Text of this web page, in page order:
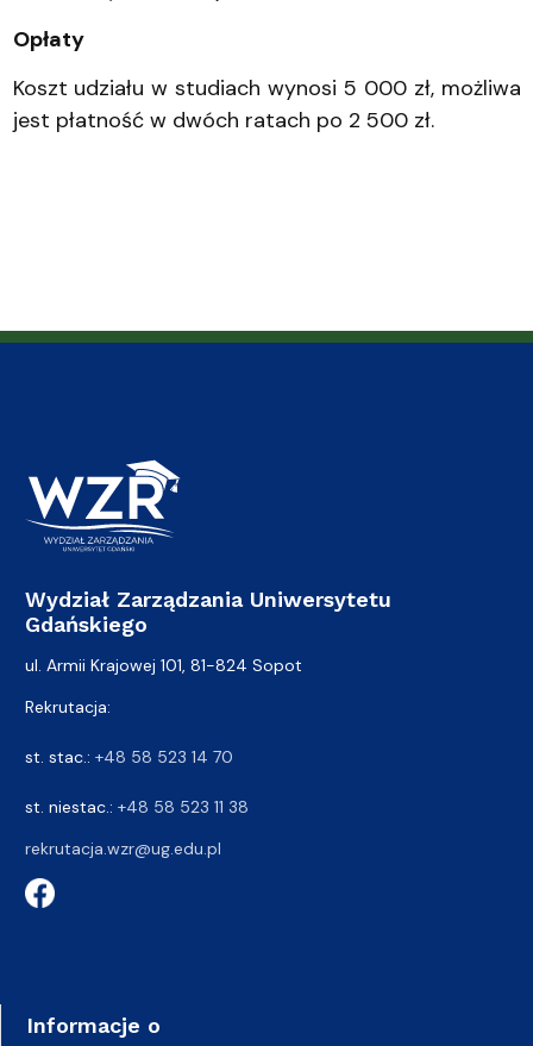
Opłaty
Koszt udziału w studiach wynosi 5 000 zł, możliwa
jest płatność w dwóch ratach po 2 500 zł.
Wydział Zarządzania Uniwersytetu
Gdańskiego
ul. Armii Krajowej 101, 81-824 Sopot
Rekrutacja:
st. stac.: +48 58 523 14 70
st. niestac.: +48 58 523 11 38
rekrutacja.wzr@ug.edu.pl
Informacje o